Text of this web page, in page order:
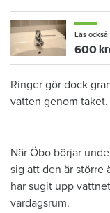
Läs också
Ringer gör dock
vatten genom taket.
När Öbo börjar
sig att den är större
har sugit upp
vardagsrum.